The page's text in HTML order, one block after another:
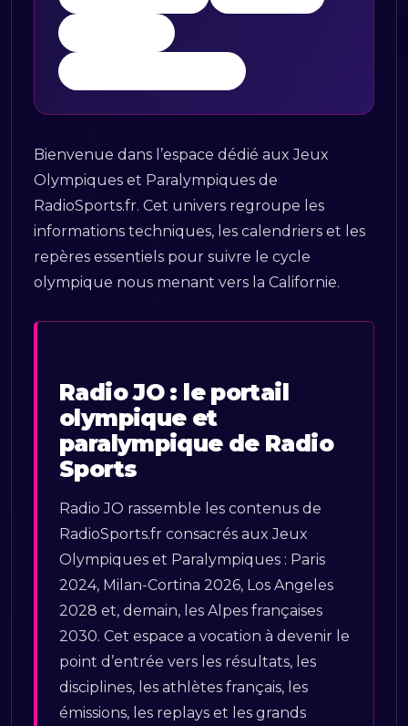
Bienvenue dans l’espace dédié aux Jeux
Olympiques et Paralympiques de
RadioSports.fr. Cet univers regroupe les
informations techniques, les calendriers et les
repères essentiels pour suivre le cycle
olympique nous menant vers la Californie.
Radio JO : le portail
olympique et
paralympique de Radio
Sports
Radio JO rassemble les contenus de
RadioSports.fr consacrés aux Jeux
Olympiques et Paralympiques : Paris
2024, Milan-Cortina 2026, Los Angeles
2028 et, demain, les Alpes françaises
2030. Cet espace a vocation à devenir le
point d’entrée vers les résultats, les
disciplines, les athlètes français, les
émissions, les replays et les grands